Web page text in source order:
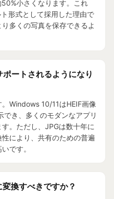
小さくなります。これ
形式として採用した理由で
多くの写真を保存できるよ
ートされるようになり
Windows 10/11はHEIF画像
でき、多くのモダンなアプリ
。ただし、JPGは数十年に
により、共有のための普遍
です。
換すべきですか？